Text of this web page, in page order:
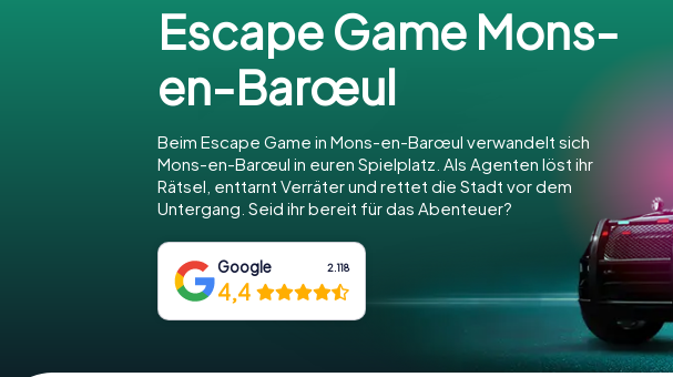
Escape Game Mons-
en-Barœul
Beim Escape Game in Mons-en-Barœul verwandelt sich
Mons-en-Barœul in euren Spielplatz. Als Agenten löst ihr
Rätsel, enttarnt Verräter und rettet die Stadt vor dem
Untergang. Seid ihr bereit für das Abenteuer?
Google 2.118
4,4